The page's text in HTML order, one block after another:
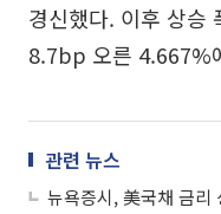
경신했다. 이후 상승
8.7bp 오른 4.667%
관련 뉴스
뉴욕증시, 美국채 금리